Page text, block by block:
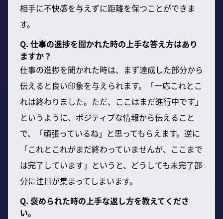
相手に不快感を与えずに距離を保つことができま
す。
Q. 仕事の進捗を聞かれた時の上手な答え方はあり
ますか？
仕事の進捗を聞かれた時は、まず達成した部分から
伝えると良い印象を与えられます。「一応これとこ
れは終わりました。ただ、ここはまだ進行中です」
というように、ポジティブな情報から伝えること
で、「頑張っているね」と思ってもらえます。逆に
「これとこれがまだ終わっていませんが、ここまで
は完了しています」というと、どうしても未完了部
分に注目が集まってしまいます。
Q. 褒められた時の上手な返し方を教えてくださ
い。